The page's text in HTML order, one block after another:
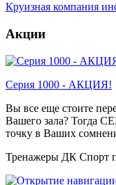
Круизная компания
Акции
Серия 1000 - АКЦИЯ!
Вы все еще стоите
Вашего зала? Тогда
точку в Ваших
Тренажеры ДК Спорт